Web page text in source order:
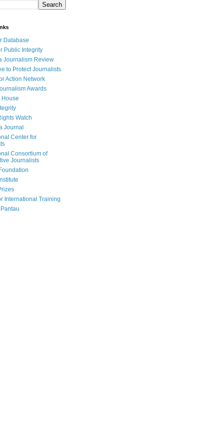
Database
Public Integrity
Journalism Review
to Protect Journalists
Action Network
Awards
House
Watch
Journal
Center for
Consortium of
Journalists
International Training